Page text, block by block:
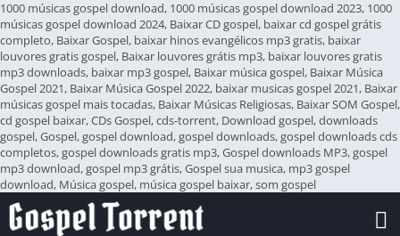
1000 músicas gospel download, 1000 músicas gospel download 2023, 1000
músicas gospel download 2024, Baixar CD gospel, baixar cd gospel grátis
completo, Baixar Gospel, baixar hinos evangélicos mp3 gratis, baixar
louvores gratis gospel, Baixar louvores grátis mp3, baixar louvores gratis
mp3 downloads, baixar mp3 gospel, Baixar música gospel, Baixar Música
Gospel 2021, Baixar Música Gospel 2022, baixar musicas gospel 2021, Baixar
músicas gospel mais tocadas, Baixar Músicas Religiosas, Baixar SOM Gospel,
cd gospel baixar, CDs Gospel, cds-torrent, Download gospel, downloads
gospel, Gospel, gospel download, gospel downloads, gospel downloads cds
completos, gospel downloads gratis mp3, Gospel downloads MP3, gospel
mp3 download, gospel mp3 grátis, Gospel sua musica, mp3 gospel
download, Música gospel, música gospel baixar, som gospel